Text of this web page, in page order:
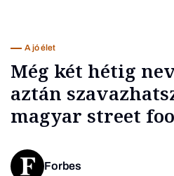
A jó élet
Még két hétig
aztán
magyar street
Forbes